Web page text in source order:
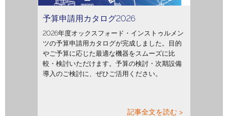
予算申請用カタログ2026
2026年度オックスフォード・インストゥルメン
ツの予算申請用カタログが完成しました。目的
やご予算に応じた最適な機器をスムーズに比
較・検討いただけます。予算の検討・次期設備
導入のご検討に、ぜひご活用ください。
記事全文を読む >